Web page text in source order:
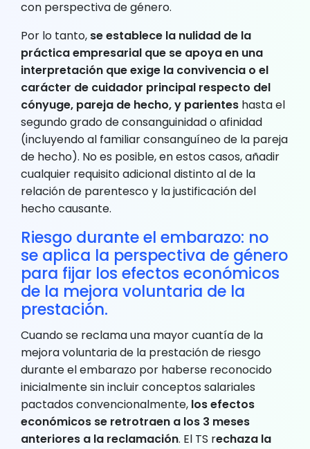
con perspectiva de género.
Por lo tanto, se establece la nulidad de la
práctica empresarial que se apoya en una
interpretación que exige la convivencia o el
carácter de cuidador principal respecto del
cónyuge, pareja de hecho, y parientes hasta el
segundo grado de consanguinidad o afinidad
(incluyendo al familiar consanguíneo de la pareja
de hecho). No es posible, en estos casos, añadir
cualquier requisito adicional distinto al de la
relación de parentesco y la justificación del
hecho causante.
Riesgo durante el embarazo: no
se aplica la perspectiva de género
para fijar los efectos económicos
de la mejora voluntaria de la
prestación.
Cuando se reclama una mayor cuantía de la
mejora voluntaria de la prestación de riesgo
durante el embarazo por haberse reconocido
inicialmente sin incluir conceptos salariales
pactados convencionalmente, los efectos
económicos se retrotraen a los 3 meses
anteriores a la reclamación. El TS rechaza la